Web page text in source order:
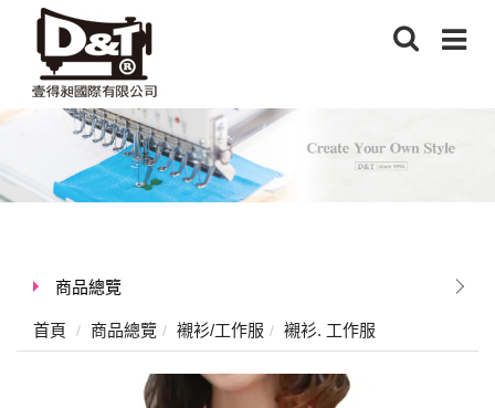
商品總覽
首頁 商品總覽 襯衫/工作服 襯衫. 工作服